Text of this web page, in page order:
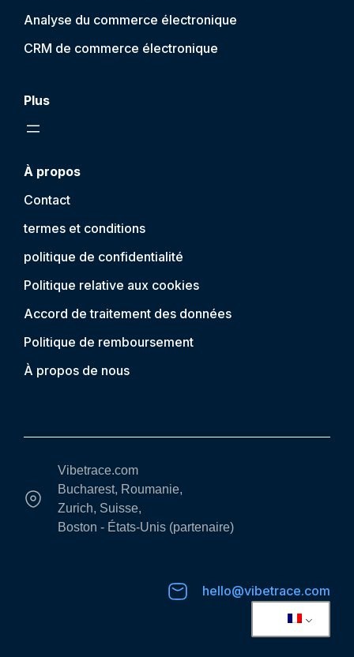
Analyse du commerce électronique
CRM de commerce électronique
Plus
À propos
Contact
termes et conditions
politique de confidentialité
Politique relative aux cookies
Accord de traitement des données
Politique de remboursement
À propos de nous
Vibetrace.com
Bucharest, Roumanie,
Zurich, Suisse,
Boston - États-Unis (partenaire)
hello@vibetrace.com